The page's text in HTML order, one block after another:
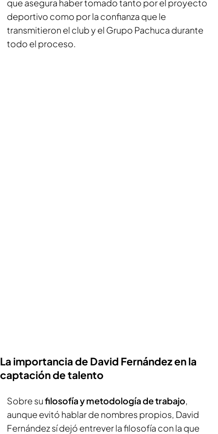
que asegura haber tomado tanto por el proyecto
deportivo como por la confianza que le
transmitieron el club y el Grupo Pachuca durante
todo el proceso.
La importancia de David Fernández en la
captación de talento
Sobre sufilosofía y metodología de trabajo,
aunque evitó hablar de nombres propios, David
Fernández sí dejó entrever la filosofía con la que